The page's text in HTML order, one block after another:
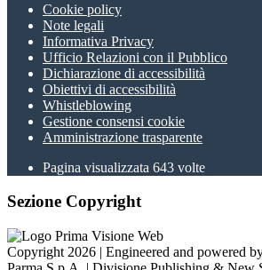
Cookie policy
Note legali
Informativa Privacy
Ufficio Relazioni con il Pubblico
Dichiarazione di accessibilità
Obiettivi di accessibilità
Whistleblowing
Gestione consensi cookie
Amministrazione trasparente
Pagina visualizzata 643 volte
Sezione Copyright
Copyright 2026 | Engineered and powered